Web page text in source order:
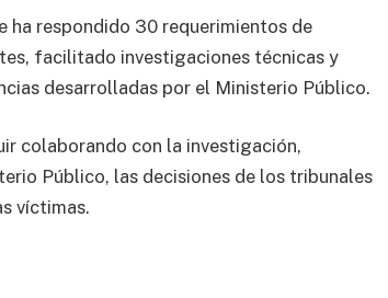
ha respondido 30 requerimientos de
facilitado investigaciones técnicas y
desarrolladas por el Ministerio Público.
colaborando con la investigación,
Público, las decisiones de los tribunales
víctimas.